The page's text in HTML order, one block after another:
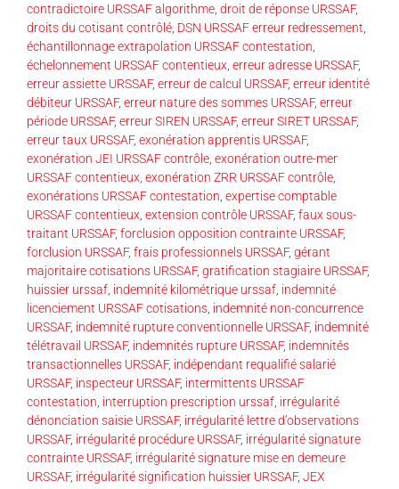
contradictoire URSSAF algorithme droit de réponse URSSAF,
droits du cotisant contrôlé DSN URSSAF erreur redressement
échantillonnage extrapolation URSSAF contestation
échelonnement URSSAF contentieux erreur adresse URSSAF,
erreur assiette URSSAF, erreur de calcul URSSAF, erreur identité
débiteur URSSAF, erreur nature des sommes URSSAF, erreur
période URSSAF, erreur SIREN URSSAF, erreur SIRET URSSAF,
erreur taux URSSAF, exonération apprentis URSSAF,
exonération JEI URSSAF contrôle exonération outre-mer
URSSAF contentieux exonération ZRR URSSAF contrôle
exonérations URSSAF contestation expertise comptable
URSSAF contentieux extension contrôle URSSAF, faux sous-
traitant URSSAF, forclusion opposition contrainte URSSAF,
forclusion URSSAF, frais professionnels URSSAF, gérant
majoritaire cotisations URSSAF, gratification stagiaire URSSAF,
huissier urssaf indemnité kilométrique urssaf indemnité
licenciement URSSAF cotisations indemnité non-concurrence
URSSAF, indemnité rupture conventionnelle URSSAF, indemnité
télétravail URSSAF, indemnités rupture URSSAF, indemnités
transactionnelles URSSAF, indépendant requalifié salarié
URSSAF, inspecteur URSSAF, intermittents URSSAF
contestation interruption prescription urssaf irrégularité
dénonciation saisie URSSAF, irrégularité lettre d’observations
URSSAF, irrégularité procédure URSSAF, irrégularité signature
contrainte URSSAF, irrégularité signature mise en demeure
URSSAF, irrégularité signification huissier URSSAF, JEX